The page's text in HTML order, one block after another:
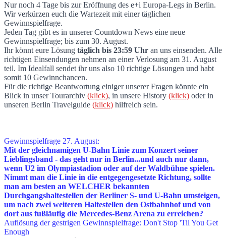
Countdown bis Berlin: 4
Nur noch 4 Tage bis zur Eröffnung des e+i Europa-Legs in Berlin.
Wir verkürzen euch die Wartezeit mit einer täglichen
Gewinnspielfrage.
Jeden Tag gibt es in unserer Countdown News eine neue
Gewinnspielfrage; bis zum 30. August.
Ihr könnt eure Lösung täglich bis 23:59 Uhr an uns einsenden. Alle
richtigen Einsendungen nehmen an einer Verlosung am 31. August
teil. Im Idealfall sendet ihr uns also 10 richtige Lösungen und habt
somit 10 Gewinnchancen.
Für die richtige Beantwortung einiger unserer Fragen könnte ein
Blick in unser Tourarchiv (klick), in unsere History (klick) oder in
unseren Berlin Travelguide (klick) hilfreich sein.
Gewinnspielfrage 27. August:
Mit der gleichnamigen U-Bahn Linie zum Konzert seiner
Lieblingsband - das geht nur in Berlin...und auch nur dann,
wenn U2 im Olympiastadion oder auf der Waldbühne spielen.
Nimmt man die Linie in die entgegengesetzte Richtung, sollte
man am besten an WELCHER bekannten
Durchgangshaltestellen der Berliner S- und U-Bahn umsteigen,
um nach zwei weiteren Haltestellen den Ostbahnhof und von
dort aus fußläufig die Mercedes-Benz Arena zu erreichen?
Auflösung der gestrigen Gewinnspielfrage: Don't Stop 'Til You Get
Enough